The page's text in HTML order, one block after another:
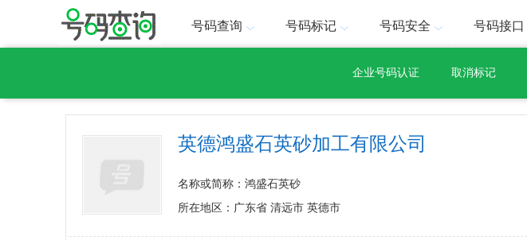
号码查询 号码标记 号码安全 号码接口
企业号码认证 取消标记
英德鸿盛石英砂加工有限公司
名称或简称：鸿盛石英砂
所在地区：广东省 清远市 英德市